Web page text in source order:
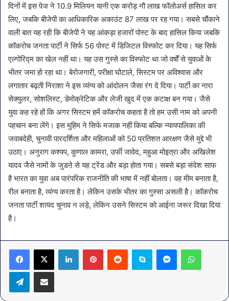
दिनों में इस पेज ने 10.9 मिलियन यानी एक करोड़ नौ लाख फॉलोअर्स हासिल कर
लिए, जबकि बीजेपी का आधिकारिक अकाउंट 87 लाख पर रह गया। सबसे चौंकाने
वाली बात यह रही कि बीजेपी ने यह आंकड़ा हजारों पोस्ट के बाद हासिल किया जबकि
कॉकरोच जनता पार्टी ने सिर्फ 56 पोस्ट में डिजिटल विस्फोट कर दिया। यह सिर्फ
एल्गोरिद्म का खेल नहीं था। यह उस गुस्से का विस्फोट था जो वर्षों से युवाओं के
भीतर जमा हो रहा था। बेरोजगारी, परीक्षा घोटाले, सिस्टम पर अविश्वास और
लगातार बढ़ती निराशा ने इस व्यंग्य को आंदोलन जैसा रंग दे दिया। पार्टी का नारा
सेक्युलर, सोशलिस्ट, डेमोक्रेटिक और लेजी खुद में एक कटाक्ष बन गया। जैसे
युवा कह रहे हों कि अगर सिस्टम हमें कॉकरोच कहता है तो हम उसी नाम को अपनी
पहचान बना लेंगे। इस मुहिम ने सिर्फ मजाक नहीं किया बल्कि न्यायपालिका की
जवाबदेही, चुनावी पारदर्शिता और महिलाओं को 50 प्रतिशत आरक्षण जैसे मुद्दे भी
उठाए। अनुराग कश्यप, कुणाल कामरा, उर्फी जावेद, महुआ मोइत्रा और अखिलेश
यादव जैसे नामों के जुडऩे से यह ट्रेंड और बड़ा होता गया। सबसे बड़ा संदेश साफ
है भारत का युवा अब पारंपरिक राजनीति की भाषा में नहीं बोलता। वह मीम बनाता है,
रील बनाता है, व्यंग्य करता है। लेकिन उसके भीतर का गुस्सा असली है। कॉकरोच
जनता पार्टी शायद चुनाव न लड़े, लेकिन उसने सिस्टम को आईना जरूर दिखा दिया
है।
LinkedInPinterestReddit Skype Messenger
TelegramShare via Email